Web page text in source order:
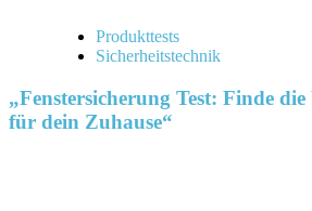
Produkttests
Sicherheitstechnik
„Fenstersicherung Test: Finde die
für dein Zuhause“